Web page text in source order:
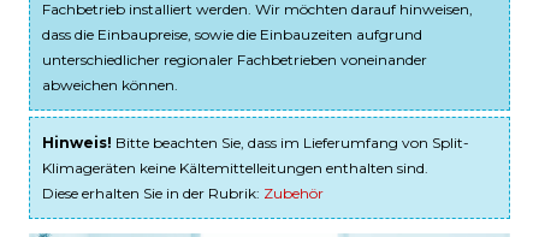
Fachbetrieb installiert werden. Wir möchten darauf hinweisen,
dass die Einbaupreise, sowie die Einbauzeiten aufgrund
unterschiedlicher regionaler Fachbetrieben voneinander
abweichen können.
Hinweis! Bitte beachten Sie, dass im Lieferumfang von Split-
Klimageräten keine Kältemittelleitungen enthalten sind.
Diese erhalten Sie in der Rubrik: Zubehör